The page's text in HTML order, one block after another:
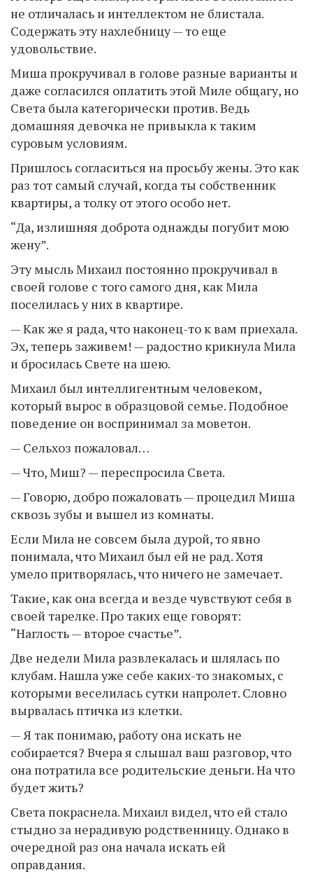
не отличалась и интеллектом не блистала.
Содержать эту нахлебницу — то еще
удовольствие.
Миша прокручивал в голове разные варианты и
даже согласился оплатить этой Миле общагу, но
Света была категорически против. Ведь
домашняя девочка не привыкла к таким
суровым условиям.
Пришлось согласиться на просьбу жены. Это как
раз тот самый случай, когда ты собственник
квартиры, а толку от этого особо нет.
“Да, излишняя доброта однажды погубит мою
жену”.
Эту мысль Михаил постоянно прокручивал в
своей голове с того самого дня, как Мила
поселилась у них в квартире.
— Как же я рада, что наконец-то к вам приехала.
Эх, теперь заживем! — радостно крикнула Мила
и бросилась Свете на шею.
Михаил был интеллигентным человеком,
который вырос в образцовой семье. Подобное
поведение он воспринимал за моветон.
— Сельхоз пожаловал…
— Что, Миш? — переспросила Света.
— Говорю, добро пожаловать — процедил Миша
сквозь зубы и вышел из комнаты.
Если Мила не совсем была дурой, то явно
понимала, что Михаил был ей не рад. Хотя
умело притворялась, что ничего не замечает.
Такие, как она всегда и везде чувствуют себя в
своей тарелке. Про таких еще говорят:
“Наглость — второе счастье”.
Две недели Мила развлекалась и шлялась по
клубам. Нашла уже себе каких-то знакомых, с
которыми веселилась сутки напролет. Словно
вырвалась птичка из клетки.
— Я так понимаю, работу она искать не
собирается? Вчера я слышал ваш разговор, что
она потратила все родительские деньги. На что
будет жить?
Света покраснела. Михаил видел, что ей стало
стыдно за нерадивую родственницу. Однако в
очередной раз она начала искать ей
оправдания.